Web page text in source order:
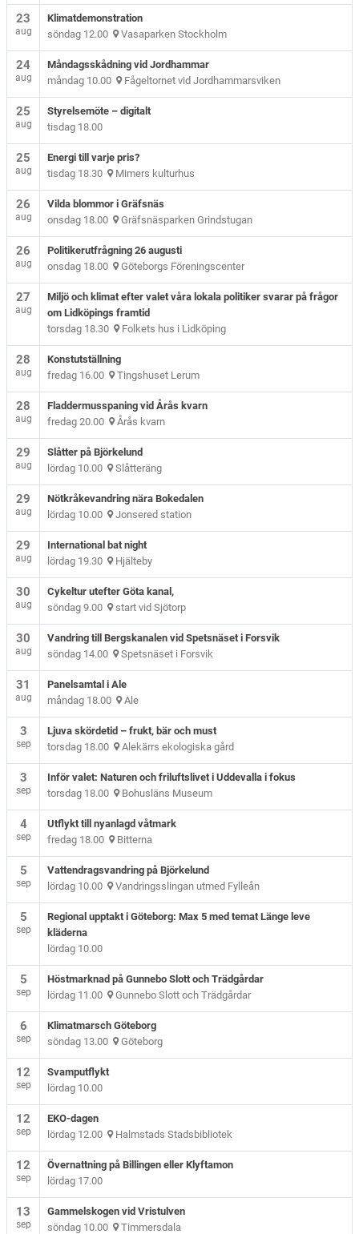
23
aug
Klimatdemonstration
söndag 12.00 Vasaparken Stockholm
24
aug
Måndagsskådning vid Jordhammar
måndag 10.00 Fågeltornet vid Jordhammarsviken
25
aug
Styrelsemöte – digitalt
tisdag 18.00
25
aug
Energi till varje pris?
tisdag 18.30 Mimers kulturhus
26
aug
Vilda blommor i Gräfsnäs
onsdag 18.00 Gräfsnäsparken Grindstugan
26
aug
Politikerutfrågning 26 augusti
onsdag 18.00 Göteborgs Föreningscenter
27
aug
Miljö och klimat efter valet våra lokala politiker svarar på frågor
om Lidköpings framtid
torsdag 18.30 Folkets hus i Lidköping
28
aug
Konstutställning
fredag 16.00 Tingshuset Lerum
28
aug
Fladdermusspaning vid Årås kvarn
fredag 20.00 Årås kvarn
29
aug
Slåtter på Björkelund
lördag 10.00 Slåtteräng
29
aug
Nötkråkevandring nära Bokedalen
lördag 10.00 Jonsered station
29
aug
International bat night
lördag 19.30 Hjälteby
30
aug
Cykeltur utefter Göta kanal,
söndag 9.00 start vid Sjötorp
30
aug
Vandring till Bergskanalen vid Spetsnäset i Forsvik
söndag 14.00 Spetsnäset i Forsvik
31
aug
Panelsamtal i Ale
måndag 18.00 Ale
3
sep
Ljuva skördetid – frukt, bär och must
torsdag 18.00 Alekärrs ekologiska gård
3
sep
Inför valet: Naturen och friluftslivet i Uddevalla i fokus
torsdag 18.00 Bohusläns Museum
4
sep
Utflykt till nyanlagd våtmark
fredag 18.00 Bitterna
5
sep
Vattendragsvandring på Björkelund
lördag 10.00 Vandringsslingan utmed Fylleån
5
sep
Regional upptakt i Göteborg: Max 5 med temat Länge leve
kläderna
lördag 10.00
5
sep
Höstmarknad på Gunnebo Slott och Trädgårdar
lördag 11.00 Gunnebo Slott och Trädgårdar
6
sep
Klimatmarsch Göteborg
söndag 13.00 Göteborg
12
sep
Svamputflykt
lördag 10.00
12
sep
EKO-dagen
lördag 12.00 Halmstads Stadsbibliotek
12
sep
Övernattning på Billingen eller Klyftamon
lördag 17.00
13
sep
Gammelskogen vid Vristulven
söndag 10.00 Timmersdala